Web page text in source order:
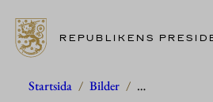
Hoppa
REPUBLIKENS
Startsida / Bilder / …